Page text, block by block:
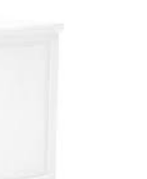
Serate Sul